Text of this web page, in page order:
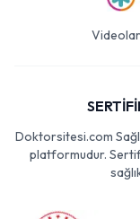
Videolar
Doktorsitesi.com
platformudur.